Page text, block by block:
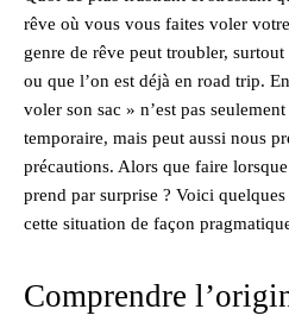
rêve où vous vous faites voler
genre de rêve peut troubler, surtout
ou que l’on est déjà en road trip.
voler son sac » n’est pas
temporaire, mais peut aussi nous
précautions. Alors que faire
prend par surprise ? Voici
cette situation de façon
Comprendre